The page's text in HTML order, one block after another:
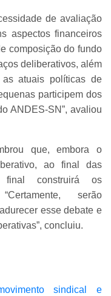
de avaliação
aspectos financeiros
composição do fundo
deliberativos, além
atuais políticas de
participem dos
ANDES-SN”, avaliou
que, embora o
ao final das
final construirá os
serão
esse debate e
concluiu.
sindical e